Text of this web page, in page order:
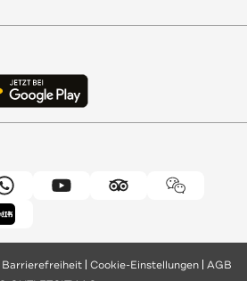
Barrierefreiheit Cookie-Einstellungen AGB